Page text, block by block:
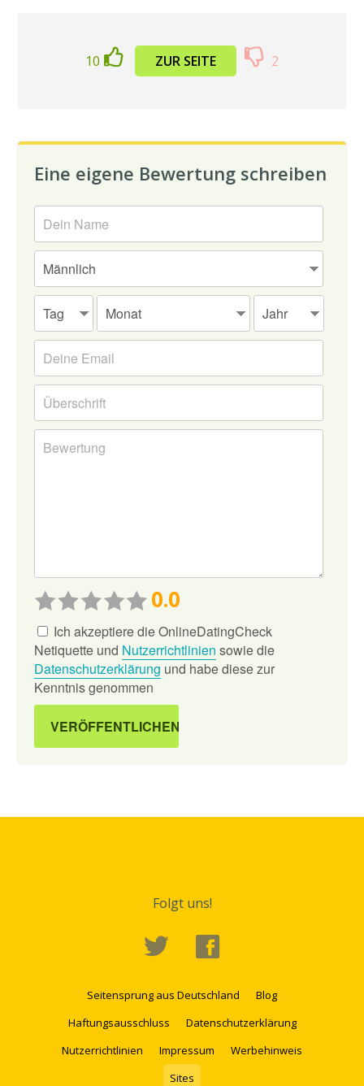
10 ZUR SEITE 2
Eine eigene Bewertung schreiben
0.0
Ich akzeptiere die OnlineDatingCheck
Netiquette und Nutzerrichtlinien sowie die
Datenschutzerklärung und habe diese zur
Kenntnis genommen
Folgt uns!
Seitensprung aus Deutschland
Blog
Haftungsausschluss
Datenschutzerklärung
Nutzerrichtlinien
Impressum
Werbehinweis
Sites